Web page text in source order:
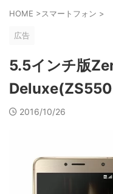
HOME >スマートフォン >
広告
5.5インチ版
2016/10/26